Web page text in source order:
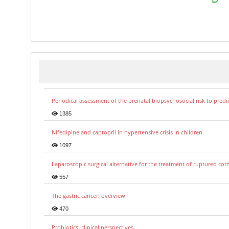
Periodical assessment of the prenatal biopsychosocial risk to
1385
Nifedipine and captopril in hypertensive crisis in children.
1097
Laparoscopic surgical alternative for the treatment of ruptured
557
The gastric cancer: overview
470
Probiotics: clinical perspectives.